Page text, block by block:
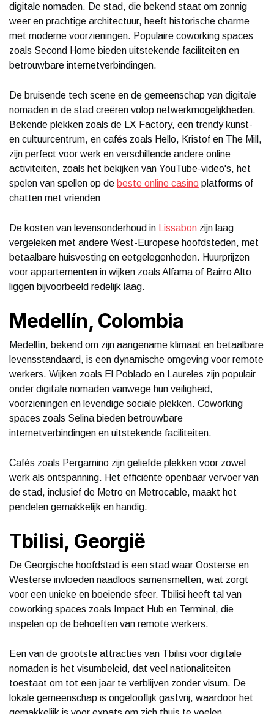
digitale nomaden. De stad, die bekend staat om zonnig
weer en prachtige architectuur, heeft historische charme
met moderne voorzieningen. Populaire coworking spaces
zoals Second Home bieden uitstekende faciliteiten en
betrouwbare internetverbindingen.
De bruisende tech scene en de gemeenschap van digitale
nomaden in de stad creëren volop netwerkmogelijkheden.
Bekende plekken zoals de LX Factory, een trendy kunst-
en cultuurcentrum, en cafés zoals Hello, Kristof en The Mill,
zijn perfect voor werk en verschillende andere online
activiteiten, zoals het bekijken van YouTube-video's, het
spelen van spellen op de beste online casino platforms of
chatten met vrienden
De kosten van levensonderhoud in Lissabon zijn laag
vergeleken met andere West-Europese hoofdsteden, met
betaalbare huisvesting en eetgelegenheden. Huurprijzen
voor appartementen in wijken zoals Alfama of Bairro Alto
liggen bijvoorbeeld redelijk laag.
Medellín, Colombia
Medellín, bekend om zijn aangename klimaat en betaalbare
levensstandaard, is een dynamische omgeving voor remote
werkers. Wijken zoals El Poblado en Laureles zijn populair
onder digitale nomaden vanwege hun veiligheid,
voorzieningen en levendige sociale plekken. Coworking
spaces zoals Selina bieden betrouwbare
internetverbindingen en uitstekende faciliteiten.
Cafés zoals Pergamino zijn geliefde plekken voor zowel
werk als ontspanning. Het efficiënte openbaar vervoer van
de stad, inclusief de Metro en Metrocable, maakt het
pendelen gemakkelijk en handig.
Tbilisi, Georgië
De Georgische hoofdstad is een stad waar Oosterse en
Westerse invloeden naadloos samensmelten, wat zorgt
voor een unieke en boeiende sfeer. Tbilisi heeft tal van
coworking spaces zoals Impact Hub en Terminal, die
inspelen op de behoeften van remote werkers.
Een van de grootste attracties van Tbilisi voor digitale
nomaden is het visumbeleid, dat veel nationaliteiten
toestaat om tot een jaar te verblijven zonder visum. De
lokale gemeenschap is ongelooflijk gastvrij, waardoor het